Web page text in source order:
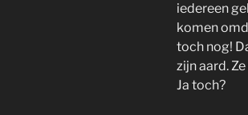
iedereen
komen
toch nog!
zijn aard.
Ja toch?